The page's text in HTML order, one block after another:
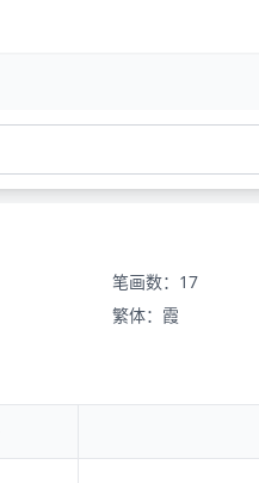
笔画数：17
繁体：霞